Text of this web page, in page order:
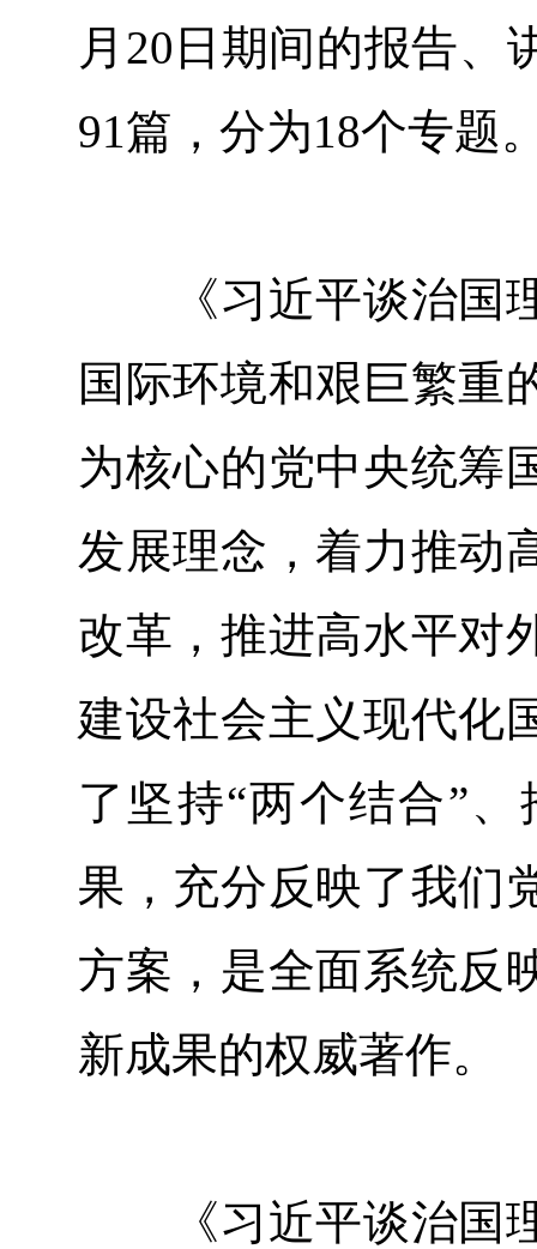
月20日期间的报告、
91篇，分为18个专题
《习近平谈治国理
国际环境和艰巨繁重
为核心的党中央统筹
发展理念，着力推动
改革，推进高水平对
建设社会主义现代化
了坚持“两个结合”
果，充分反映了我们
方案，是全面系统反
新成果的权威著作。
《习近平谈治国理